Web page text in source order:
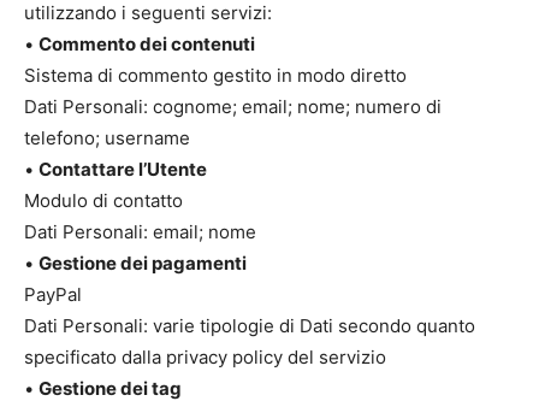
utilizzando i seguenti servizi:
• Commento dei contenuti
Sistema di commento gestito in modo diretto
Dati Personali: cognome; email; nome; numero di
telefono; username
• Contattare l’Utente
Modulo di contatto
Dati Personali: email; nome
• Gestione dei pagamenti
PayPal
Dati Personali: varie tipologie di Dati secondo quanto
specificato dalla privacy policy del servizio
• Gestione dei tag